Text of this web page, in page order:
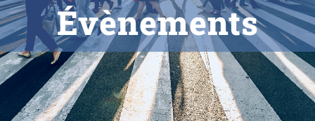
Évènements